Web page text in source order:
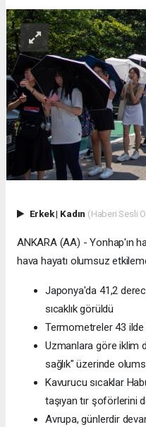
Erkek| Kadın (Haberi Sesli
ANKARA (AA) - Yonhap'ın
hava hayatı olumsuz
Japonya'da 41,2
sıcaklık görüldü
Termometreler 43 ilde
Uzmanlara göre iklim
sağlık" üzerinde
Kavurucu sıcaklar
taşıyan tır şoförlerini
Avrupa, günlerdir